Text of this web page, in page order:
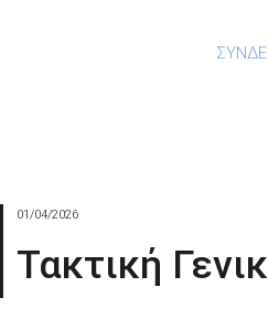
01/04/2026
Τακτική